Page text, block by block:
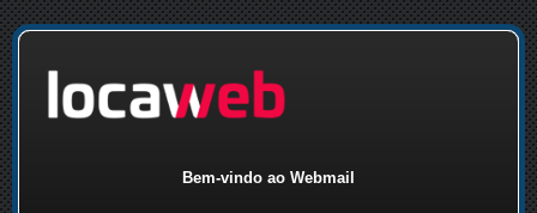
Bem-vindo ao Webmail